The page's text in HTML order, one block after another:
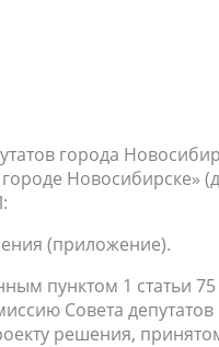
города
Новосибирске»
(приложение).
пунктом 1 статьи
Совета
решения,